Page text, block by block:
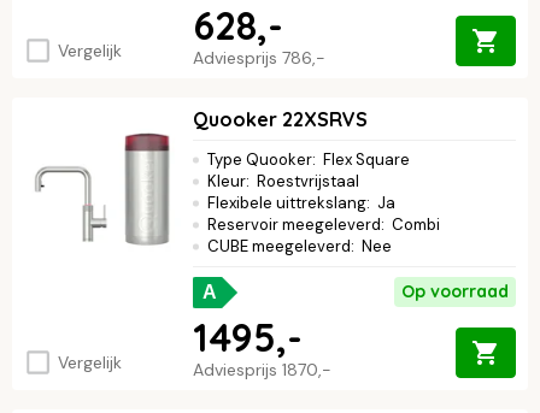
Vergelijk Adviesprijs 786,-
628,-
Vergelijk
Quooker 22XSRVS
Type Quooker: Flex Square
Kleur: Roestvrijstaal
Flexibele uittrekslang: Ja
Reservoir meegeleverd: Combi
CUBE meegeleverd: Nee
A Op voorraad
Adviesprijs 1870,-
1495,-